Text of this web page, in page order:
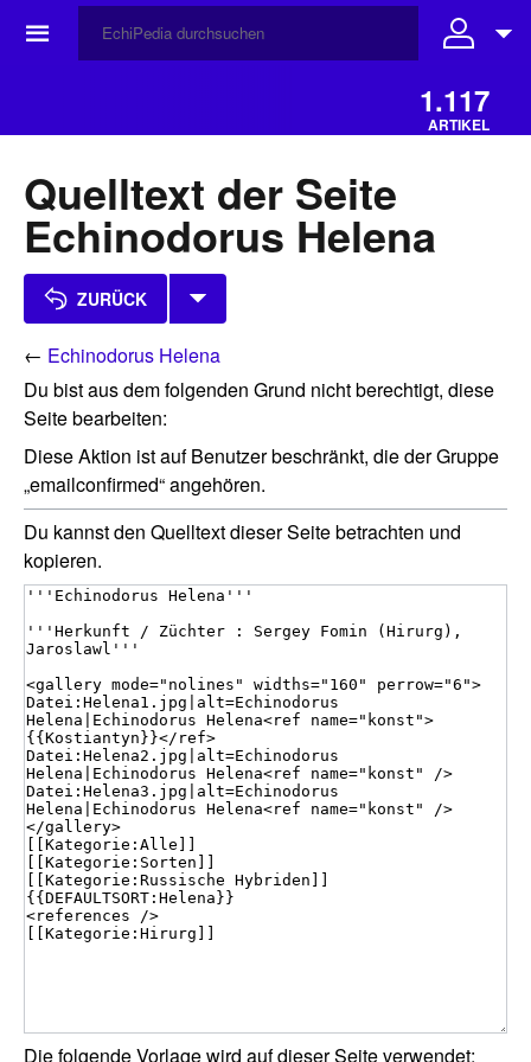
☰
1.117
ARTIKEL
Quelltext der Seite
Echinodorus Helena
ZURÜCK
← Echinodorus Helena
Du bist aus dem folgenden Grund nicht berechtigt, diese
Seite bearbeiten:
Diese Aktion ist auf Benutzer beschränkt, die der Gruppe
„emailconfirmed“ angehören.
Du kannst den Quelltext dieser Seite betrachten und
kopieren.
Die folgende Vorlage wird auf dieser Seite verwendet: